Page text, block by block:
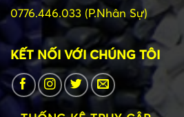
0776.446.033 (P.Nhân Sự)
KẾT NỐI VỚI CHÚNG TÔI